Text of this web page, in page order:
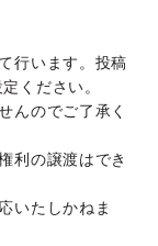
行います。投稿
ください。
んのでご了承く
利の譲渡はでき
いたしかねま